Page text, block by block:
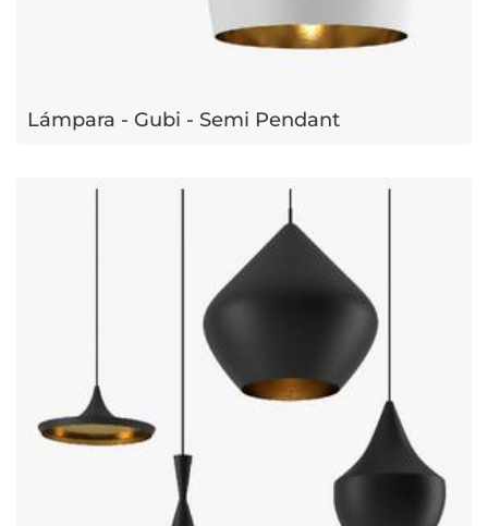
Lámpara - Gubi - Semi Pendant